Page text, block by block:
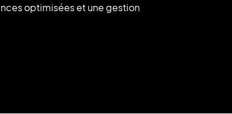
optimisées et une gestion